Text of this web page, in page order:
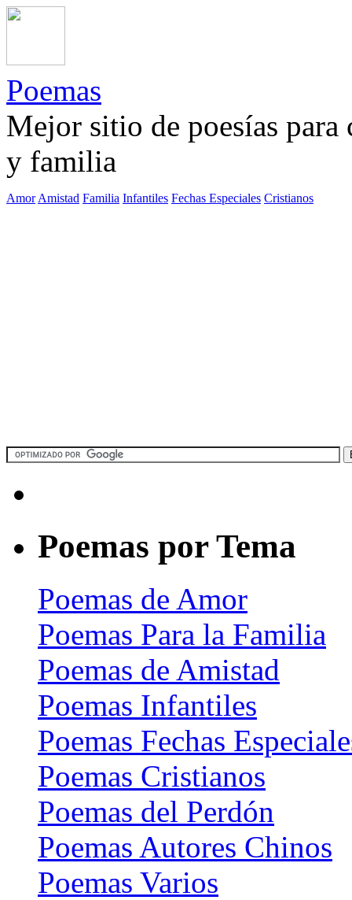
Poemas
Mejor sitio de poesías
y familia
Amor Amistad Familia Infantiles Fechas Especiales Cristianos
Poemas por Tema
Poemas de Amor
Poemas Para la Familia
Poemas de Amistad
Poemas Infantiles
Poemas Fechas
Poemas Cristianos
Poemas del Perdón
Poemas Autores Chinos
Poemas Varios